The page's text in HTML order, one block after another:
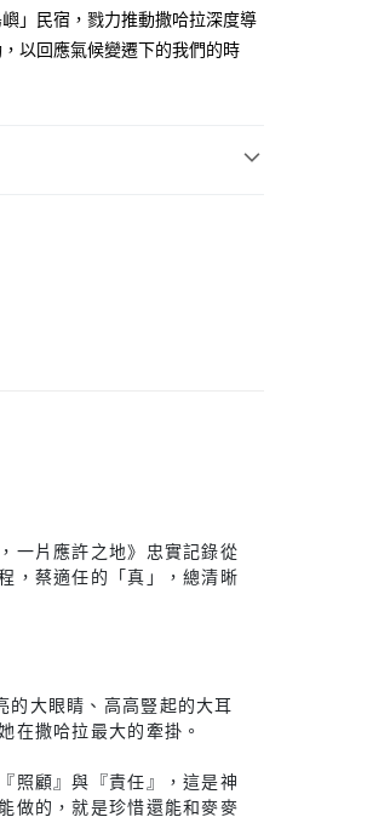
」民宿，戮力推動撒哈拉深度導
以回應氣候變遷下的我們的時
一片應許之地》忠實記錄從
，蔡適任的「真」，總清晰
的大眼睛、高高豎起的大耳
在撒哈拉最大的牽掛。
照顧』與『責任』，這是神
做的，就是珍惜還能和麥麥